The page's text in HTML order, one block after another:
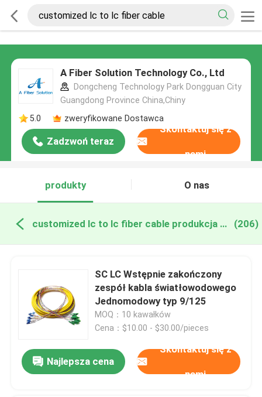
A Fiber Solution Technology Co., Ltd
Dongcheng Technology Park Dongguan City
Guangdong Province China,Chiny
5.0
zweryfikowane Dostawca
Zadzwoń teraz
Skontaktuj się z
nami
produkty O nas
customized lc to lc fiber cable produkcja online (206)
SC LC Wstępnie zakończony
zespół kabla światłowodowego
Jednomodowy typ 9/125
MOQ：10 kawałków
Cena：$10.00 - $30.00/pieces
Najlepsza cena
Skontaktuj się z
nami